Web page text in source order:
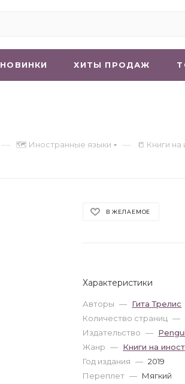
НОВИНКИ ХИТЫ ПРОДАЖ
— 🗺 Иностранные языки — 📒 Книги
В ЖЕЛАЕМОЕ
Характеристики
Авторы — Гита Трелис
Количество страниц —
Издательство —
Жанр — Книги на
Год издания — 2019
Переплет — Мягкий